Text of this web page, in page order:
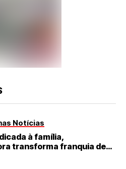
Notícias
à família,
transforma franquia de
de destaque no RN